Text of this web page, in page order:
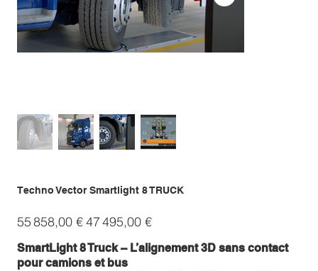
Techno Vector Smartlight 8 TRUCK
Prix
d’origine
55 858,00 €
Prix
promotionnel
47 495,00 €
SmartLight 8 Truck – L’alignement 3D sans contact
pour camions et bus